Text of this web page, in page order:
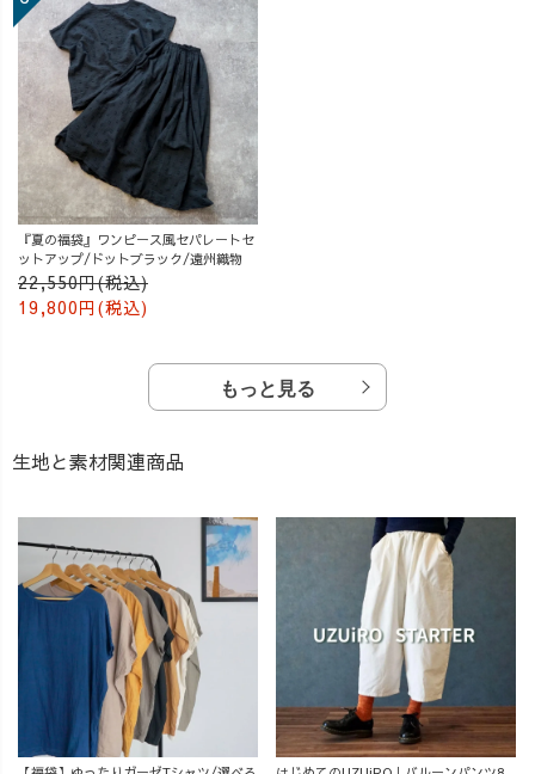
『夏の福袋』ワンピース風セパレートセ
ットアップ/ドットブラック/遠州織物
22,550円(税込)
19,800円(税込)
もっと見る
生地と素材関連商品